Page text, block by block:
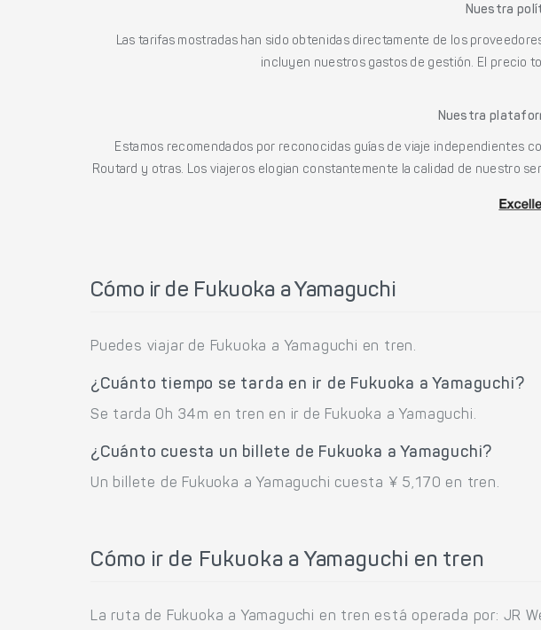
Nuestra
Las tarifas mostradas han sido obtenidas directamente de los
incluyen nuestros gastos de gestión. El precio
Nuestra
Estamos recomendados por reconocidas guías de viaje independientes
Routard y otras. Los viajeros elogian constantemente la calidad de nuestro
Cómo ir de Fukuoka a Yamaguchi
Puedes viajar de Fukuoka a Yamaguchi en tren.
¿Cuánto tiempo se tarda en ir de Fukuoka a Yamaguchi?
Se tarda 0h 34m en tren en ir de Fukuoka a Yamaguchi.
¿Cuánto cuesta un billete de Fukuoka a Yamaguchi?
Un billete de Fukuoka a Yamaguchi cuesta ¥ 5,170 en tren.
Cómo ir de Fukuoka a Yamaguchi en tren
La ruta de Fukuoka a Yamaguchi en tren está operada por: JR